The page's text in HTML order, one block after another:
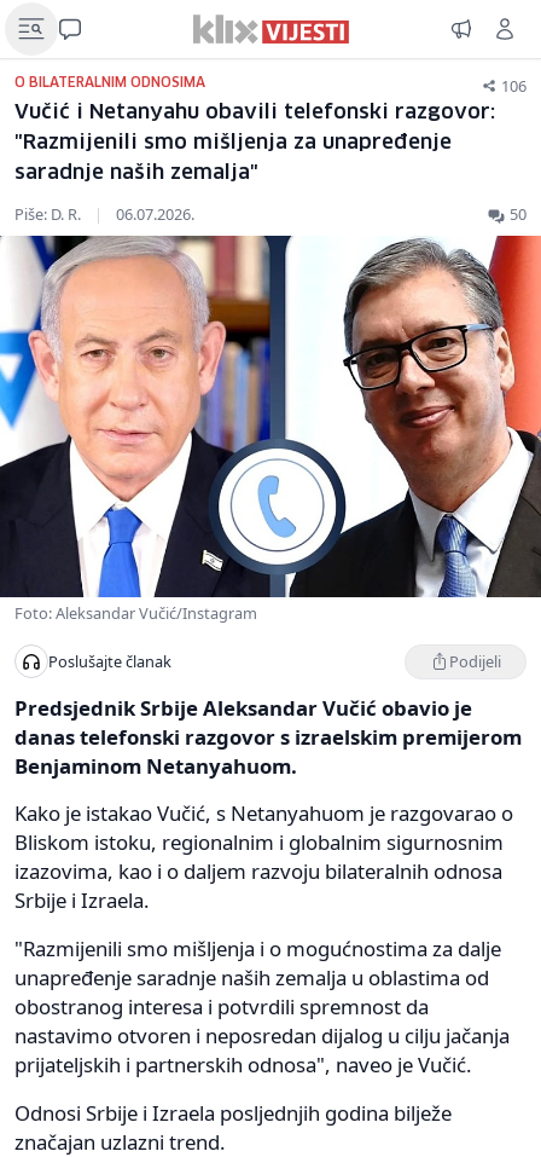
O BILATERALNIM ODNOSIMA 106
Vučić i Netanyahu obavili telefonski razgovor:
"Razmijenili smo mišljenja za unapređenje
saradnje naših zemalja"
Piše: D. R. | 06.07.2026. 50
Foto: Aleksandar Vučić/Instagram
Poslušajte članak Podijeli
Predsjednik Srbije Aleksandar Vučić obavio je
danas telefonski razgovor s izraelskim premijerom
Benjaminom Netanyahuom.
Kako je istakao Vučić, s Netanyahuom je razgovarao o
Bliskom istoku, regionalnim i globalnim sigurnosnim
izazovima, kao i o daljem razvoju bilateralnih odnosa
Srbije i Izraela.
"Razmijenili smo mišljenja i o mogućnostima za dalje
unapređenje saradnje naših zemalja u oblastima od
obostranog interesa i potvrdili spremnost da
nastavimo otvoren i neposredan dijalog u cilju jačanja
prijateljskih i partnerskih odnosa", naveo je Vučić.
Odnosi Srbije i Izraela posljednjih godina bilježe
značajan uzlazni trend.